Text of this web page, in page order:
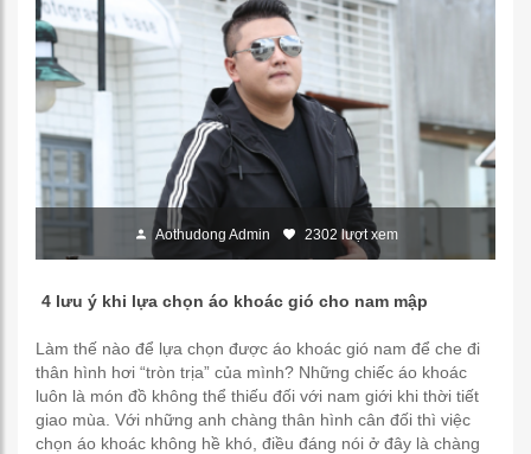
Aothudong Admin 2302 lượt xem
4 lưu ý khi lựa chọn áo khoác gió cho nam mập
Làm thế nào để lựa chọn được áo khoác gió nam để che đi
thân hình hơi “tròn trịa” của mình? Những chiếc áo khoác
luôn là món đồ không thể thiếu đối với nam giới khi thời tiết
giao mùa. Với những anh chàng thân hình cân đối thì việc
chọn áo khoác không hề khó, điều đáng nói ở đây là chàng